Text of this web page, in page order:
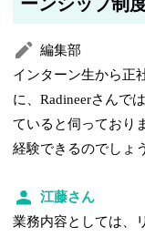
編集部
インターン生から正
に、Radineerさんで
ていると伺っており
経験できるのでしょ
江藤さん
業務内容としては、